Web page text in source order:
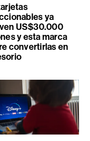
ya
US$30.000
y esta marca
convertirlas en